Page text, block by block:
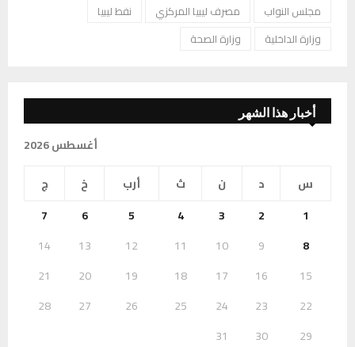
مجلس النواب
مصرف ليبيا المركزي
نفط ليبيا
وزارة الداخلية
وزارة الصحة
أخبار هذا الشهر
أغسطس 2026
س
د ن ث أرب خ
ج
1
2
3
4
5
6
7
8
9
10
11
12
13
14
15
16
17
18
19
20
21
22
23
24
25
26
27
28
29
30
31